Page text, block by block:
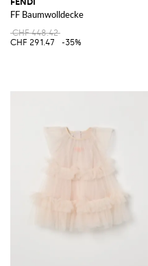
FF Baumwolldecke
CHF 448.42
CHF 291.47
-35%